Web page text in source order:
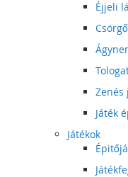
Éjjeli
Csörgő
Zenés
Játék
Játékok